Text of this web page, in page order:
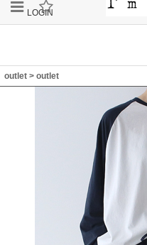
LOGIN
outlet > outlet